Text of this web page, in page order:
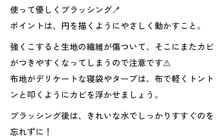
使って優しくブラッシング🪥
ポイントは、円を描くようにやさしく動かすこと。
強くこすると生地の繊維が傷ついて、そこにまたカビ
がつきやすくなってしまうので注意です⚠️
布地がデリケートな寝袋やタープは、布で軽くトント
ンと叩くようにカビを浮かせましょう。
ブラッシング後は、きれいな水でしっかりすすぐのを
忘れずに！